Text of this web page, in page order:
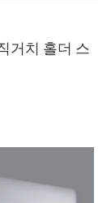
거치 홀더 스